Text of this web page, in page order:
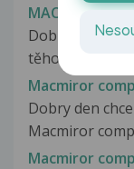
MACMIROR
Dobrý
těhotenství.
Macmiror
Dobry den
Macmiror
Macmiror